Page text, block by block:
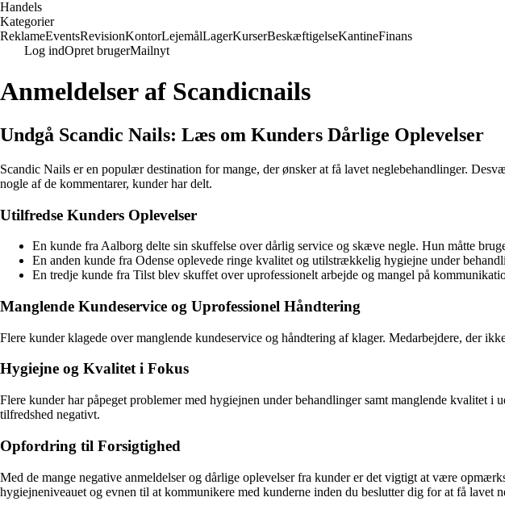
Handels
Kategorier
ReklameEventsRevisionKontorLejemålLagerKurserBeskæftigelseKantineFinans
Log indOpret brugerMailnyt
Anmeldelser af Scandicnails
Undgå Scandic Nails: Læs om Kunders Dårlige Oplevelser
Scandic Nails er en populær destination for mange, der ønsker at få lavet neglebehandlinger.
nogle af de kommentarer, kunder har delt.
Utilfredse Kunders Oplevelser
En kunde fra Aalborg delte sin skuffelse over dårlig service og skæve negle. Hun måtte
En anden kunde fra Odense oplevede ringe kvalitet og utilstrækkelig hygiejne under
En tredje kunde fra Tilst blev skuffet over uprofessionelt arbejde og mangel på
Manglende Kundeservice og Uprofessionel Håndtering
Flere kunder klagede over manglende kundeservice og håndtering af klager. Medarbejdere, der
Hygiejne og Kvalitet i Fokus
Flere kunder har påpeget problemer med hygiejnen under behandlinger samt manglende kvalitet
tilfredshed negativt.
Opfordring til Forsigtighed
Med de mange negative anmeldelser og dårlige oplevelser fra kunder er det vigtigt at være
hygiejneniveauet og evnen til at kommunikere med kunderne inden du beslutter dig for at få lavet